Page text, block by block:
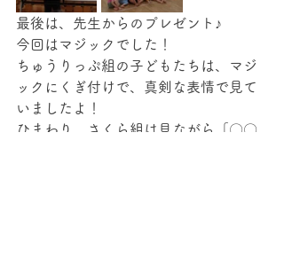
最後は、先生からのプレゼント♪
今回はマジックでした！
ちゅうりっぷ組の子どもたちは、マジ
ックにくぎ付けで、真剣な表情で見て
いましたよ！
ひまわり、さくら組は見ながら「〇〇